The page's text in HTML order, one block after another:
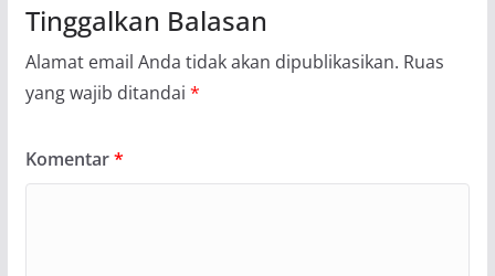
Tinggalkan Balasan
Alamat email Anda tidak akan dipublikasikan. Ruas
yang wajib ditandai *
Komentar*